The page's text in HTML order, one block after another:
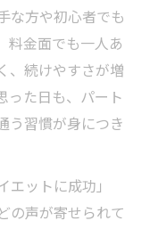
な方や初心者でも
料金面でも一人あ
、続けやすさが増
った日も、パート
う習慣が身につき
ットに成功」
の声が寄せられて